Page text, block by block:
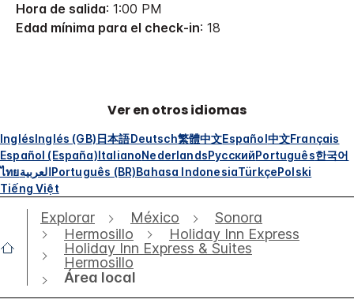
Hora de salida: 1:00 PM
Edad mínima para el check-in: 18
Ver en otros idiomas
InglésInglés (GB)日本語Deutsch繁體中文Español中文Français
Español (España)ItalianoNederlandsРусскийPortuguês한국어
ไทยالعربيةPortuguês (BR)Bahasa IndonesiaTürkçePolski
Tiếng Việt
Explorar México
Sonora
Hermosillo
Holiday Inn Express
Holiday Inn Express & Suites
Hermosillo
Área local